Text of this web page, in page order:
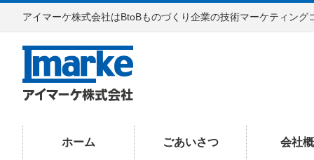
アイマーケ株式会社はBtoBものづくり企業の技術マーケティング
ホーム ごあいさつ 会社